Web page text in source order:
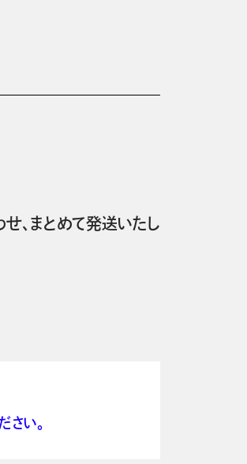
、まとめて発送いたし
さい。